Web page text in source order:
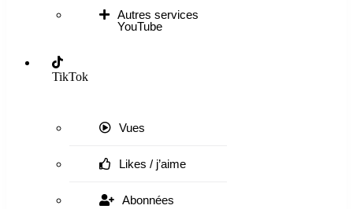
Autres services
YouTube
TikTok
Vues
Likes / j’aime
Abonnées